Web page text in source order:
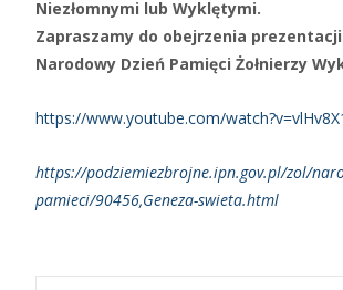
Niezłomnymi lub Wyklętymi.
Zapraszamy do obejrzenia
Narodowy Dzień Pamięci Żołnierzy
https://www.youtube.com/
https://podziemiezbrojne.ipn.gov.pl/zol/
pamieci/90456,Geneza-swieta.html